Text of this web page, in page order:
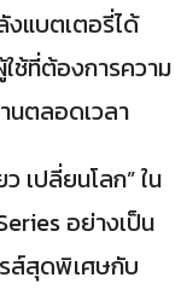
งแบตเตอรี่ได้
ช้ที่ต้องการความ
นตลอดเวลา
เปลี่ยนโลก” ใน
อย่างเป็น
รส์สุดพิเศษกับ